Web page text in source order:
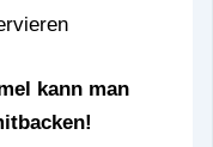
kann man